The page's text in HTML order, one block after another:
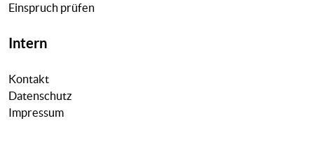
Einspruch prüfen
Intern
Kontakt
Datenschutz
Impressum